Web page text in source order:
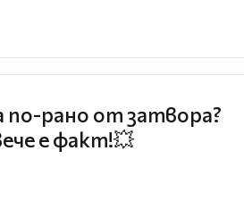
по-рано от затвора?
е факт!💥